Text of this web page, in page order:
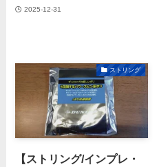
2025-12-31
ストリング
【ストリング/インプレ・